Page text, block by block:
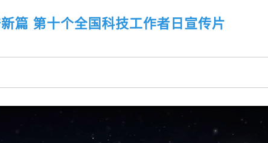
中国科协各级组织要坚持为科
和政府科学决策服务的职责定位,
型、平台型科协组织建设，接长
结引领广大科技工作者积极进军
创新争先行动，促进科技繁荣发展
推广，真正成为党领导下团结联
人民团体，成为科技创新的重要力
篇 第十个全国科技工作者日宣传片